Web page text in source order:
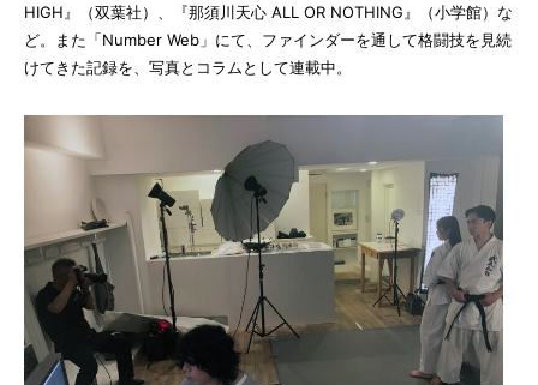
HIGH』（双葉社）、『那須川天心 ALL OR NOTHING』（小学館）な
ど。また「Number Web」にて、ファインダーを通して格闘技を見続
けてきた記録を、写真とコラムとして連載中。